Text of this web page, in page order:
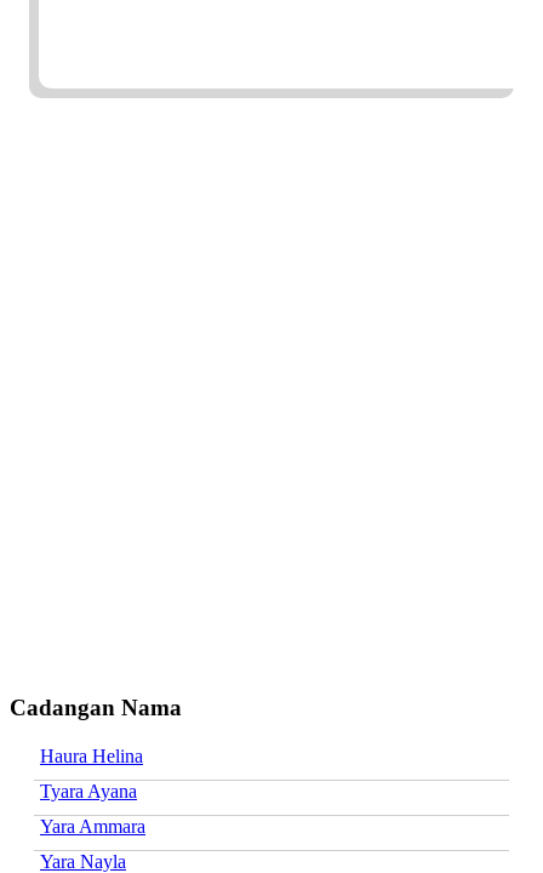
Cadangan Nama
Haura Helina
Tyara Ayana
Yara Ammara
Yara Nayla